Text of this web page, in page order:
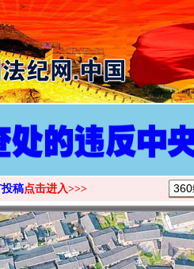
>
稿点击进入>>>